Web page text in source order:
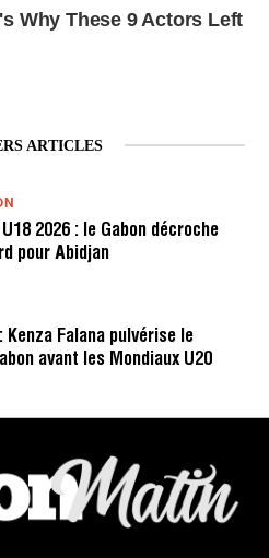
ARTICLES
2026 : le Gabon décroche
pour Abidjan
Falana pulvérise le
avant les Mondiaux U20